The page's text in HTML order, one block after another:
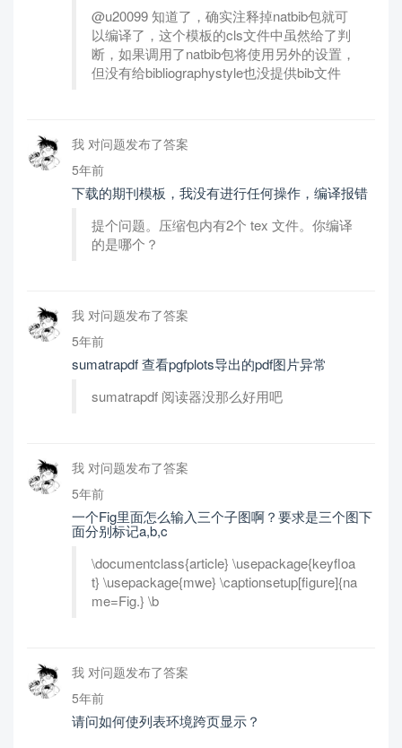
@u20099 知道了，确实注释掉natbib包就可
以编译了，这个模板的cls文件中虽然给了判
断，如果调用了natbib包将使用另外的设置，
但没有给bibliographystyle也没提供bib文件
我 对问题发布了答案
5年前
下载的期刊模板，我没有进行任何操作，编译报错
提个问题。压缩包内有2个 tex 文件。你编译
的是哪个？
我 对问题发布了答案
5年前
sumatrapdf 查看pgfplots导出的pdf图片异常
sumatrapdf 阅读器没那么好用吧
我 对问题发布了答案
5年前
一个Fig里面怎么输入三个子图啊？要求是三个图下
面分别标记a,b,c
\documentclass{article} \usepackage{keyfloa
t} \usepackage{mwe} \captionsetup[figure]{na
me=Fig.} \b
我 对问题发布了答案
5年前
请问如何使列表环境跨页显示？